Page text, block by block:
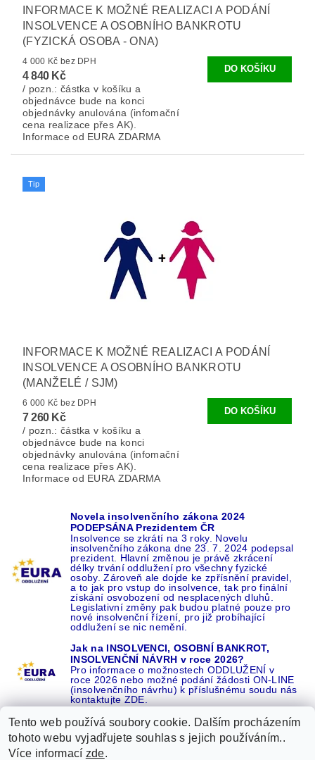
INFORMACE K MOŽNÉ REALIZACI A PODÁNÍ
INSOLVENCE A OSOBNÍHO BANKROTU
(FYZICKÁ OSOBA - ONA)
4 000 Kč bez DPH
4 840 Kč
/ pozn.: částka v košíku a
objednávce bude na konci
objednávky anulována (infomační
cena realizace přes AK).
Informace od EURA ZDARMA
Tip
INFORMACE K MOŽNÉ REALIZACI A PODÁNÍ
INSOLVENCE A OSOBNÍHO BANKROTU
(MANŽELÉ / SJM)
6 000 Kč bez DPH
7 260 Kč
/ pozn.: částka v košíku a
objednávce bude na konci
objednávky anulována (infomační
cena realizace přes AK).
Informace od EURA ZDARMA
Novela insolvenčního zákona 2024
PODEPSÁNA Prezidentem ČR
Insolvence se zkrátí na 3 roky. Novelu
insolvenčního zákona dne 23. 7. 2024 podepsal
prezident. Hlavní změnou je právě zkrácení
délky trvání oddlužení pro všechny fyzické
osoby. Zároveň ale dojde ke zpřísnění pravidel,
a to jak pro vstup do insolvence, tak pro finální
získání osvobození od nesplacených dluhů.
Legislativní změny pak budou platné pouze pro
nové insolvenční řízení, pro již probíhající
oddlužení se nic nemění.
Jak na INSOLVENCI, OSOBNÍ BANKROT,
INSOLVENČNÍ NÁVRH v roce 2026?
Pro informace o možnostech ODDLUŽENÍ v
roce 2026 nebo možné podání žádosti ON-LINE
(insolvenčního návrhu) k příslušnému soudu nás
kontaktujte ZDE.
Tento web používá soubory cookie. Dalším procházením
tohoto webu vyjadřujete souhlas s jejich používáním..
Více informací zde.